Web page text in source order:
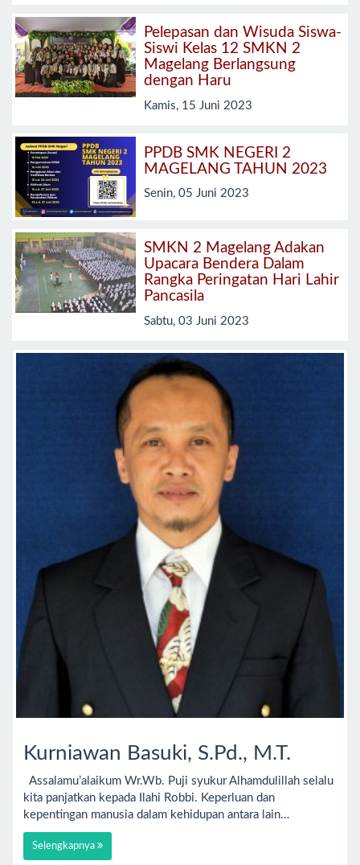
Pelepasan dan Wisuda Siswa-
Siswi Kelas 12 SMKN 2
Magelang Berlangsung
dengan Haru
Kamis, 15 Juni 2023
PPDB SMK NEGERI 2
MAGELANG TAHUN 2023
Senin, 05 Juni 2023
SMKN 2 Magelang Adakan
Upacara Bendera Dalam
Rangka Peringatan Hari Lahir
Pancasila
Sabtu, 03 Juni 2023
Kurniawan Basuki, S.Pd., M.T.
Assalamu’alaikum Wr.Wb. Puji syukur Alhamdulillah selalu
kita panjatkan kepada Ilahi Robbi. Keperluan dan
kepentingan manusia dalam kehidupan antara lain…
Selengkapnya